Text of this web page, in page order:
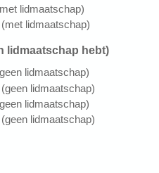
lidmaatschap)
lidmaatschap)
lidmaatschap hebt)
lidmaatschap)
lidmaatschap)
lidmaatschap)
lidmaatschap)